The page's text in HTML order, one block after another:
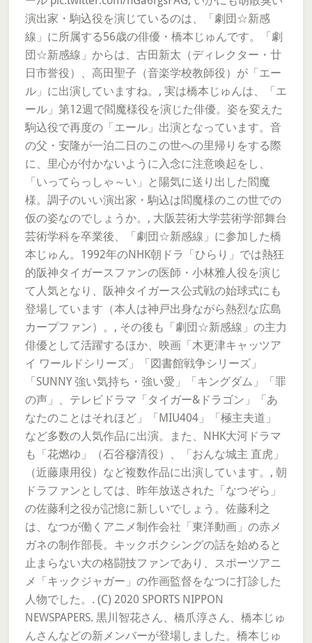
演出家・駒込役を演じているのは、「劇団☆新感
線」に所属する56歳の俳優・橋本じゅんです。「劇
団☆新感線」からは、古田新太（ディレクター・廿
日市誉役）、高田聖子（音楽学校教師役）が「エー
ル」に出演していますね。, 実は橋本じゅんは、「エ
ール」第12週で閻魔様役を演じた俳優。姿を変えた
駒込役で再度の「エール」出演となっています。音
の父・安隆が一泊二日のこの世への里帰りをする際
に、里心が付かないように入念に注意喚起をし、
「いってらっしゃ～い」と陽気に送り出した閻魔
様。調子のいい演出家・駒込は閻魔様のこの世での
仮の姿なのでしょうか。, 大阪芸術大学芸術学部舞台
芸術学科を卒業後、「劇団☆新感線」に参加した橋
本じゅん。1992年のNHK朝ドラ「ひらり」では熱狂
的阪神タイガースファンの医師・小林雅人役を演じ
て人気となり、阪神タイガース公式戦の始球式にも
登場しています（本人は神戸出身ながら熱烈な広島
カープファン）。, その後も「劇団☆新感線」の主力
俳優として活躍するほか、映画「木更津キャッツア
イ ワールドシリーズ」「図書館戦争シリーズ」
「SUNNY 強い気持ち・強い愛」「キングダム」「罪
の声」、テレビドラマ「タイガー&ドラゴン」「あ
なたのことはそれほど」「MIU404」「極主夫道」
など多数の人気作品に出演。また、NHK大河ドラマ
も「花燃ゆ」（石谷穆清役）、「おんな城主 直虎」
（近藤康用役）など複数作品に出演しています。, 朝
ドラファンとしては、昨年放送された「なつぞら」
の佐藤利之役が記憶に新しいでしょう。佐藤利之
は、なつが働くアニメ制作会社「東洋動画」の赤メ
ガネの制作部長。キックボクシングの話を始めると
止まらない大の格闘技ファンであり、スポーツアニ
メ「キックジャガー」の作画監督をなつに打診した
人物でした。. (C) 2020 SPORTS NIPPON
NEWSPAPERS. 黒川智花さん、橋爪淳さん、橋本じゅ
んさんなどの新メンバーが登場しました。橋本じゅ